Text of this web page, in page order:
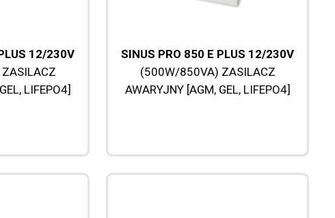
12/230V
LIFEPO4]
SINUS PRO 850 E PLUS 12/230V
(500W/850VA) ZASILACZ
AWARYJNY [AGM, GEL, LIFEPO4]